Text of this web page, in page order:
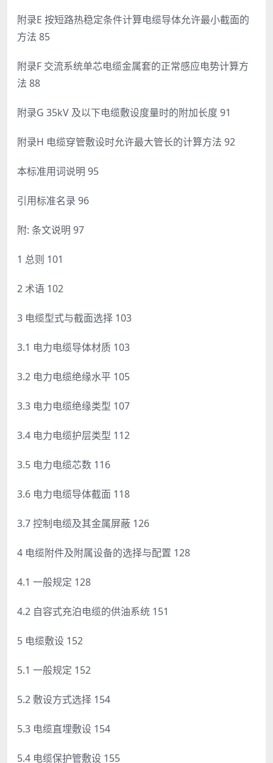
附录E 按短路热稳定条件计算电缆导体允许最小截面的
方法 85
附录F 交流系统单芯电缆金属套的正常感应电势计算方
法 88
附录G 35kV 及以下电缆敷设度量时的附加长度 91
附录H 电缆穿管敷设时允许最大管长的计算方法 92
本标准用词说明 95
引用标准名录 96
附: 条文说明 97
1 总则 101
2 术语 102
3 电缆型式与截面选择 103
3.1 电力电缆导体材质 103
3.2 电力电缆绝缘水平 105
3.3 电力电缆绝缘类型 107
3.4 电力电缆护层类型 112
3.5 电力电缆芯数 116
3.6 电力电缆导体截面 118
3.7 控制电缆及其金属屏蔽 126
4 电缆附件及附属设备的选择与配置 128
4.1 一般规定 128
4.2 自容式充泊电缆的供油系统 151
5 电缆敷设 152
5.1 一般规定 152
5.2 敷设方式选择 154
5.3 电缆直埋敷设 154
5.4 电缆保护管敷设 155